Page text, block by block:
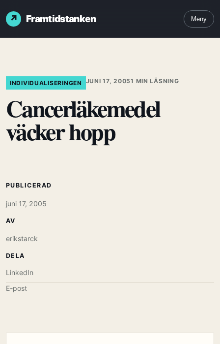
Framtidstanken Meny
INDIVIDUALISERINGEN JUNI 17, 20051 MIN LÄSNING
Cancerläkemedel
väcker hopp
PUBLICERAD
juni 17, 2005
AV
erikstarck
DELA
LinkedIn
E-post